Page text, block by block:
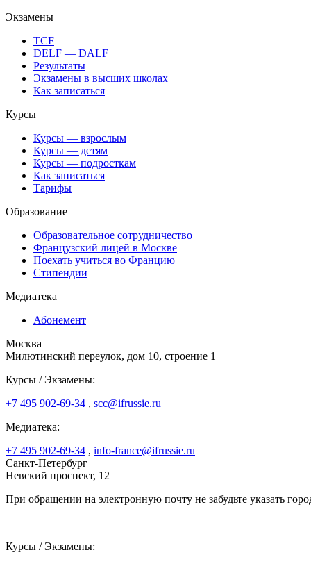
Экзамены
TCF
DELF — DALF
Результаты
Экзамены в высших школах
Как записаться
Курсы
Курсы — взрослым
Курсы — детям
Курсы — подросткам
Как записаться
Тарифы
Образование
Образовательное сотрудничество
Французский лицей в Москве
Поехать учиться во Францию
Стипендии
Медиатека
Абонемент
Москва
Милютинский переулок, дом 10, строение 1
Курсы / Экзамены:
+7 495 902-69-34 , scc@ifrussie.ru
Медиатека:
+7 495 902-69-34 , info-france@ifrussie.ru
Санкт-Петербург
Невский проспект, 12
При обращении на электронную почту не забудьте указать
Курсы / Экзамены: